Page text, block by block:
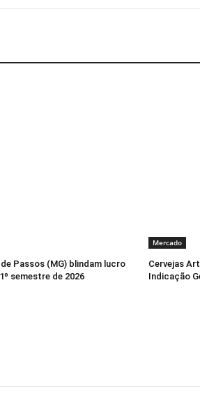
Passos (MG) blindam lucro
semestre de 2026
Mercado
Cervejas
Indicação